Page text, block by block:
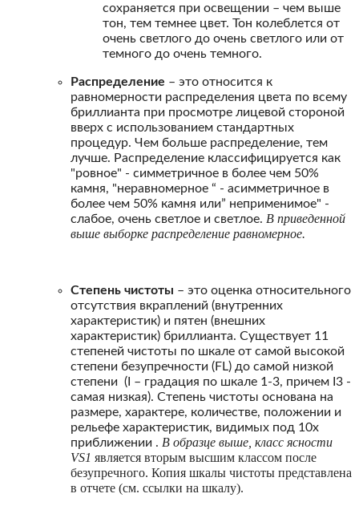
сохраняется при освещении – чем выше
тон, тем темнее цвет. Тон колеблется от
очень светлого до очень светлого или от
темного до очень темного.
Распределение – это относится к
равномерности распределения цвета по всему
бриллианта при просмотре лицевой стороной
вверх с использованием стандартных
процедур. Чем больше распределение, тем
лучше. Распределение классифицируется как
"ровное" - симметричное в более чем 50%
камня, "неравномерное “ - асимметричное в
более чем 50% камня или” неприменимое" -
слабое, очень светлое и светлое. В приведенной
выше выборке распределение равномерное.
Степень чистоты – это оценка относительного
отсутствия вкраплений (внутренних
характеристик) и пятен (внешних
характеристик) бриллианта. Существует 11
степеней чистоты по шкале от самой высокой
степени безупречности (FL) до самой низкой
степени (I – градация по шкале 1-3, причем I3 -
самая низкая). Степень чистоты основана на
размере, характере, количестве, положении и
рельефе характеристик, видимых под 10x
приближении . В образце выше, класс ясности
VS1 является вторым высшим классом после
безупречного. Копия шкалы чистоты представлена
в отчете (см. ссылки на шкалу).